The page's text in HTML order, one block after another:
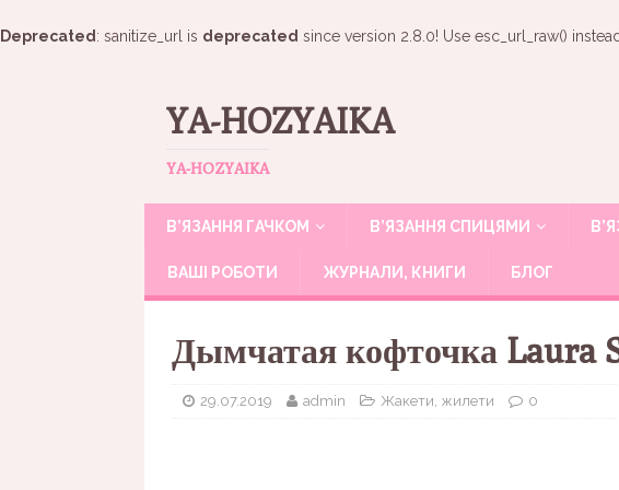
Deprecated : sanitize_url is deprecated since version 2.8.0! Use esc_url_raw()
YA-HOZYAIKA
YA-HOZYAIKA
В’ЯЗАННЯ ГАЧКОМ В’ЯЗАННЯ СПИЦЯМИ
ВАШІ РОБОТИ ЖУРНАЛИ, КНИГИ БЛОГ
Дымчатая кофточка Laura
29.07.2019 admin Жакети, жилети 0